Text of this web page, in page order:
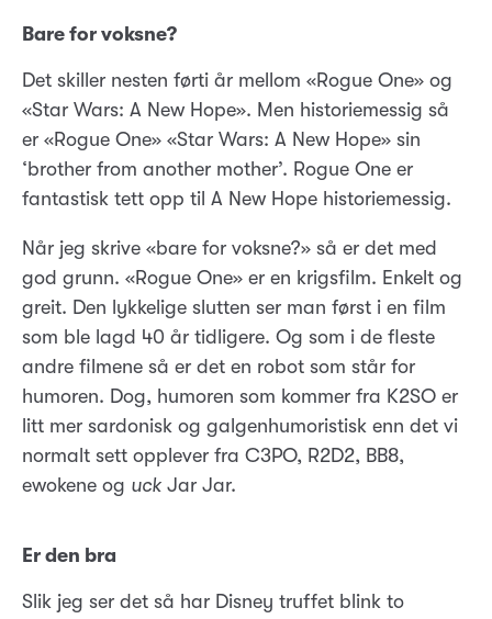
Bare for voksne?
Det skiller nesten førti år mellom «Rogue One» og
«Star Wars: A New Hope». Men historiemessig så
er «Rogue One» «Star Wars: A New Hope» sin
‘brother from another mother’. Rogue One er
fantastisk tett opp til A New Hope historiemessig.
Når jeg skrive «bare for voksne?» så er det med
god grunn. «Rogue One» er en krigsfilm. Enkelt og
greit. Den lykkelige slutten ser man først i en film
som ble lagd 40 år tidligere. Og som i de fleste
andre filmene så er det en robot som står for
humoren. Dog, humoren som kommer fra K2SO er
litt mer sardonisk og galgenhumoristisk enn det vi
normalt sett opplever fra C3PO, R2D2, BB8,
ewokene og uck Jar Jar.
Er den bra
Slik jeg ser det så har Disney truffet blink to